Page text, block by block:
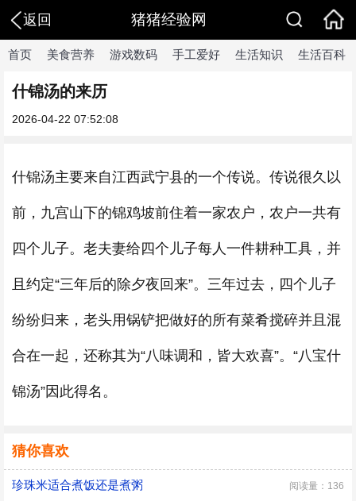
返回 猪猪经验网
首页 美食营养 游戏数码 手工爱好 生活知识 生活百科
什锦汤的来历
2026-04-22 07:52:08
什锦汤主要来自江西武宁县的一个传说。传说很久以
前，九宫山下的锦鸡坡前住着一家农户，农户一共有
四个儿子。老夫妻给四个儿子每人一件耕种工具，并
且约定“三年后的除夕夜回来”。三年过去，四个儿子
纷纷归来，老头用锅铲把做好的所有菜肴搅碎并且混
合在一起，还称其为“八味调和，皆大欢喜”。“八宝什
锦汤”因此得名。
猜你喜欢
珍珠米适合煮饭还是煮粥 阅读量：136